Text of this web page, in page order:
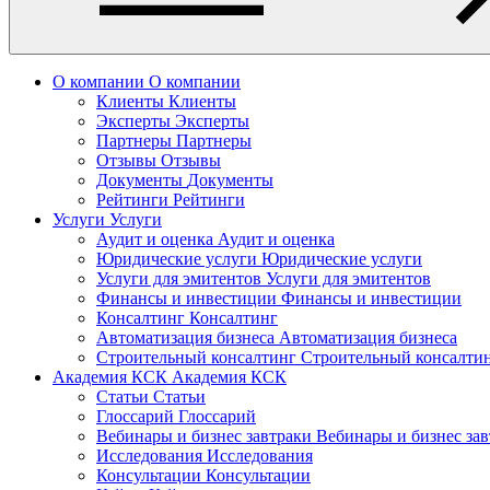
О компании О компании
Клиенты Клиенты
Эксперты Эксперты
Партнеры Партнеры
Отзывы Отзывы
Документы Документы
Рейтинги Рейтинги
Услуги Услуги
Аудит и оценка Аудит и оценка
Юридические услуги Юридические услуги
Услуги для эмитентов Услуги для эмитентов
Финансы и инвестиции Финансы и инвестиции
Консалтинг Консалтинг
Автоматизация бизнеса Автоматизация бизнеса
Строительный консалтинг Строительный
Академия КСК Академия КСК
Статьи Статьи
Глоссарий Глоссарий
Вебинары и бизнес завтраки Вебинары и бизнес
Исследования Исследования
Консультации Консультации